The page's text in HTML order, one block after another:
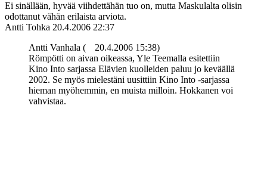
Ei sinällään, hyvää viihdettähän tuo on, mutta Maskulalta olisin
odottanut vähän erilaista arviota.
Antti Tohka 20.4.2006 22:37
Antti Vanhala (
20.4.2006 15:38)
Römpötti on aivan oikeassa, Yle Teemalla esitettiin
Kino Into sarjassa Elävien kuolleiden paluu jo keväällä
2002. Se myös mielestäni uusittiin Kino Into ‑sarjassa
hieman myöhemmin, en muista milloin. Hokkanen voi
vahvistaa.